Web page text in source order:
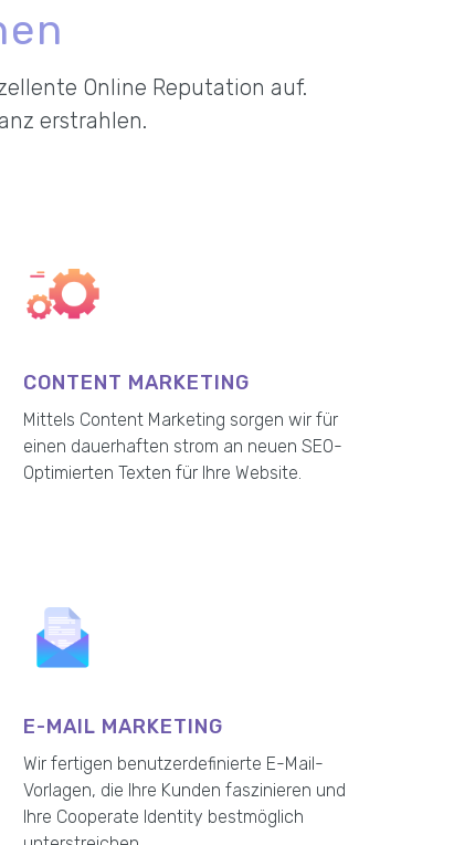
Online Reputation auf.
erstrahlen.
CONTENT MARKETING
Mittels Content Marketing sorgen wir für
einen dauerhaften strom an neuen SEO-
Optimierten Texten für Ihre Website.
E-MAIL MARKETING
Wir fertigen benutzerdefinierte E-Mail-
Vorlagen, die Ihre Kunden faszinieren und
Ihre Cooperate Identity bestmöglich